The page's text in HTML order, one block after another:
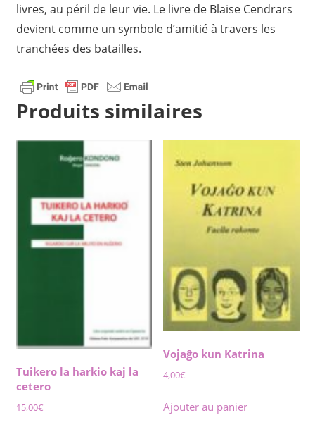
livres, au péril de leur vie. Le livre de Blaise Cendrars
devient comme un symbole d’amitié à travers les
tranchées des batailles.
Produits similaires
Tuikero la harkio kaj la
cetero
15,00€
Vojaĝo kun Katrina
4,00€
Ajouter au panier